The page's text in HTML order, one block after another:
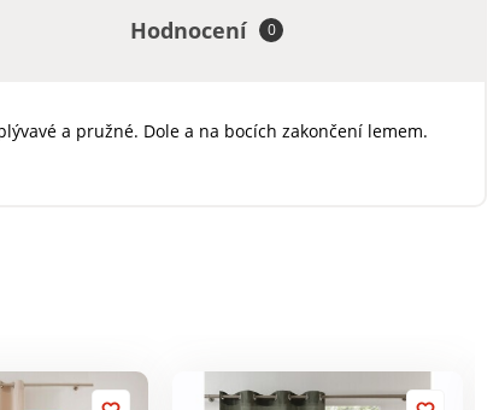
Hodnocení 0
a pružné. Dole a na bocích zakončení lemem.